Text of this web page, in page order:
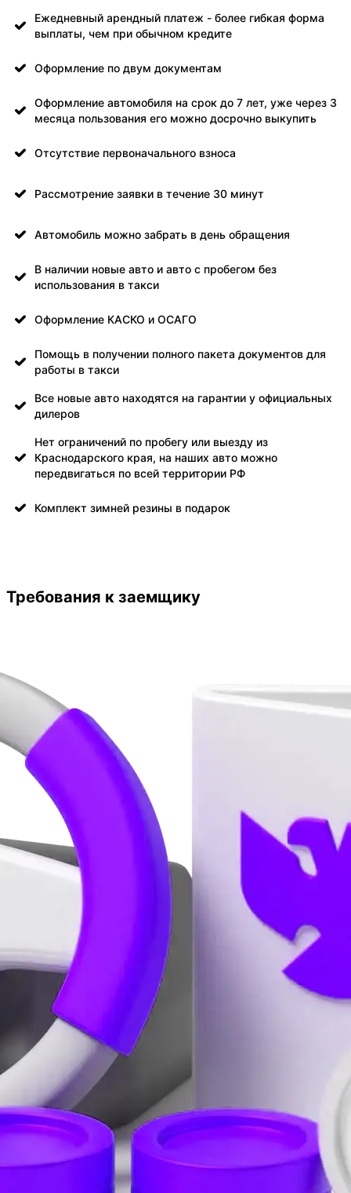
Ежедневный арендный платеж - более гибкая форма
выплаты, чем при обычном кредите
Оформление по двум документам
Оформление автомобиля на срок до 7 лет, уже через 3
месяца пользования его можно досрочно выкупить
Отсутствие первоначального взноса
Рассмотрение заявки в течение 30 минут
Автомобиль можно забрать в день обращения
В наличии новые авто и авто с пробегом без
использования в такси
Оформление КАСКО и ОСАГО
Помощь в получении полного пакета документов для
работы в такси
Все новые авто находятся на гарантии у официальных
дилеров
Нет ограничений по пробегу или выезду из
Краснодарского края, на наших авто можно
передвигаться по всей территории РФ
Комплект зимней резины в подарок
Требования к заемщику